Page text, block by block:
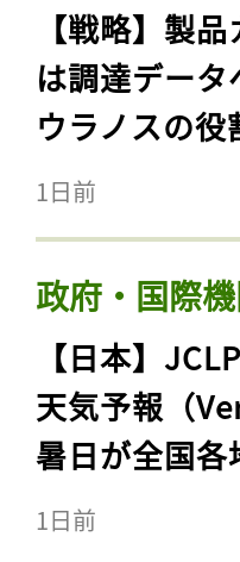
【戦略】製
は調達デー
ウラノスの役
1日前
政府・国際
【日本】
天気予報（
暑日が全国各
1日前